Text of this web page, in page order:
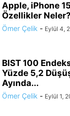
Apple, iPhone
Özellikler Neler?
Ömer Çelik - Eylül 4,
BIST 100
Yüzde 5,2
Ayında...
Ömer Çelik - Eylül 1,